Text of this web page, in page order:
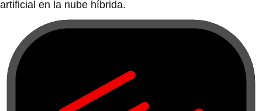
artificial en la nube híbrida.